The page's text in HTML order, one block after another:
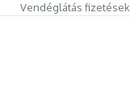
Vendéglátás fizetések